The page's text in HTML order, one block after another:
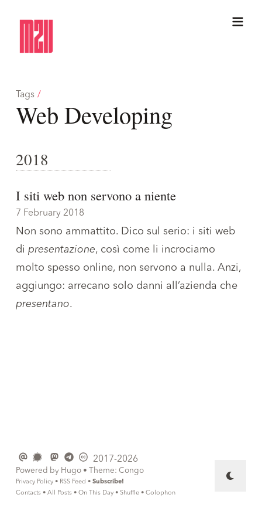
Tags /
Web Developing
2018
I siti web non servono a niente
7 February 2018
Non sono ammattito. Dico sul serio: i siti web
di presentazione, così come li incrociamo
molto spesso online, non servono a nulla. Anzi,
aggiungo: arrecano solo danni all’azienda che
presentano.
2017-2026
Powered by Hugo • Theme: Congo
Privacy Policy • RSS Feed • Subscribe!
Contacts • All Posts • On This Day • Shuffle • Colophon